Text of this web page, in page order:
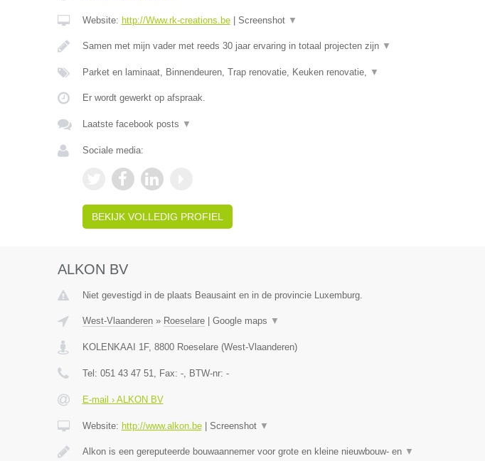
Website: http://Www.rk-creations.be| Screenshot ▼
Samen met mijn vader met reeds 30 jaar ervaring in totaal projecten zijn ▼
Parket en laminaat, Binnendeuren, Trap renovatie, Keuken renovatie, ▼
Er wordt gewerkt op afspraak.
Laatste facebook posts ▼
Sociale media:
BEKIJK VOLLEDIG PROFIEL
ALKON BV
Niet gevestigd in de plaats Beausaint en in de provincie Luxemburg.
West-Vlaanderen» Roeselare| Google maps ▼
KOLENKAAI 1F, 8800 Roeselare(West-Vlaanderen)
Tel: 051 43 47 51, Fax: -, BTW-nr: -
E-mail › ALKON BV
Website: http://www.alkon.be| Screenshot ▼
Alkon is een gereputeerde bouwaannemer voor grote en kleine nieuwbouw- en ▼